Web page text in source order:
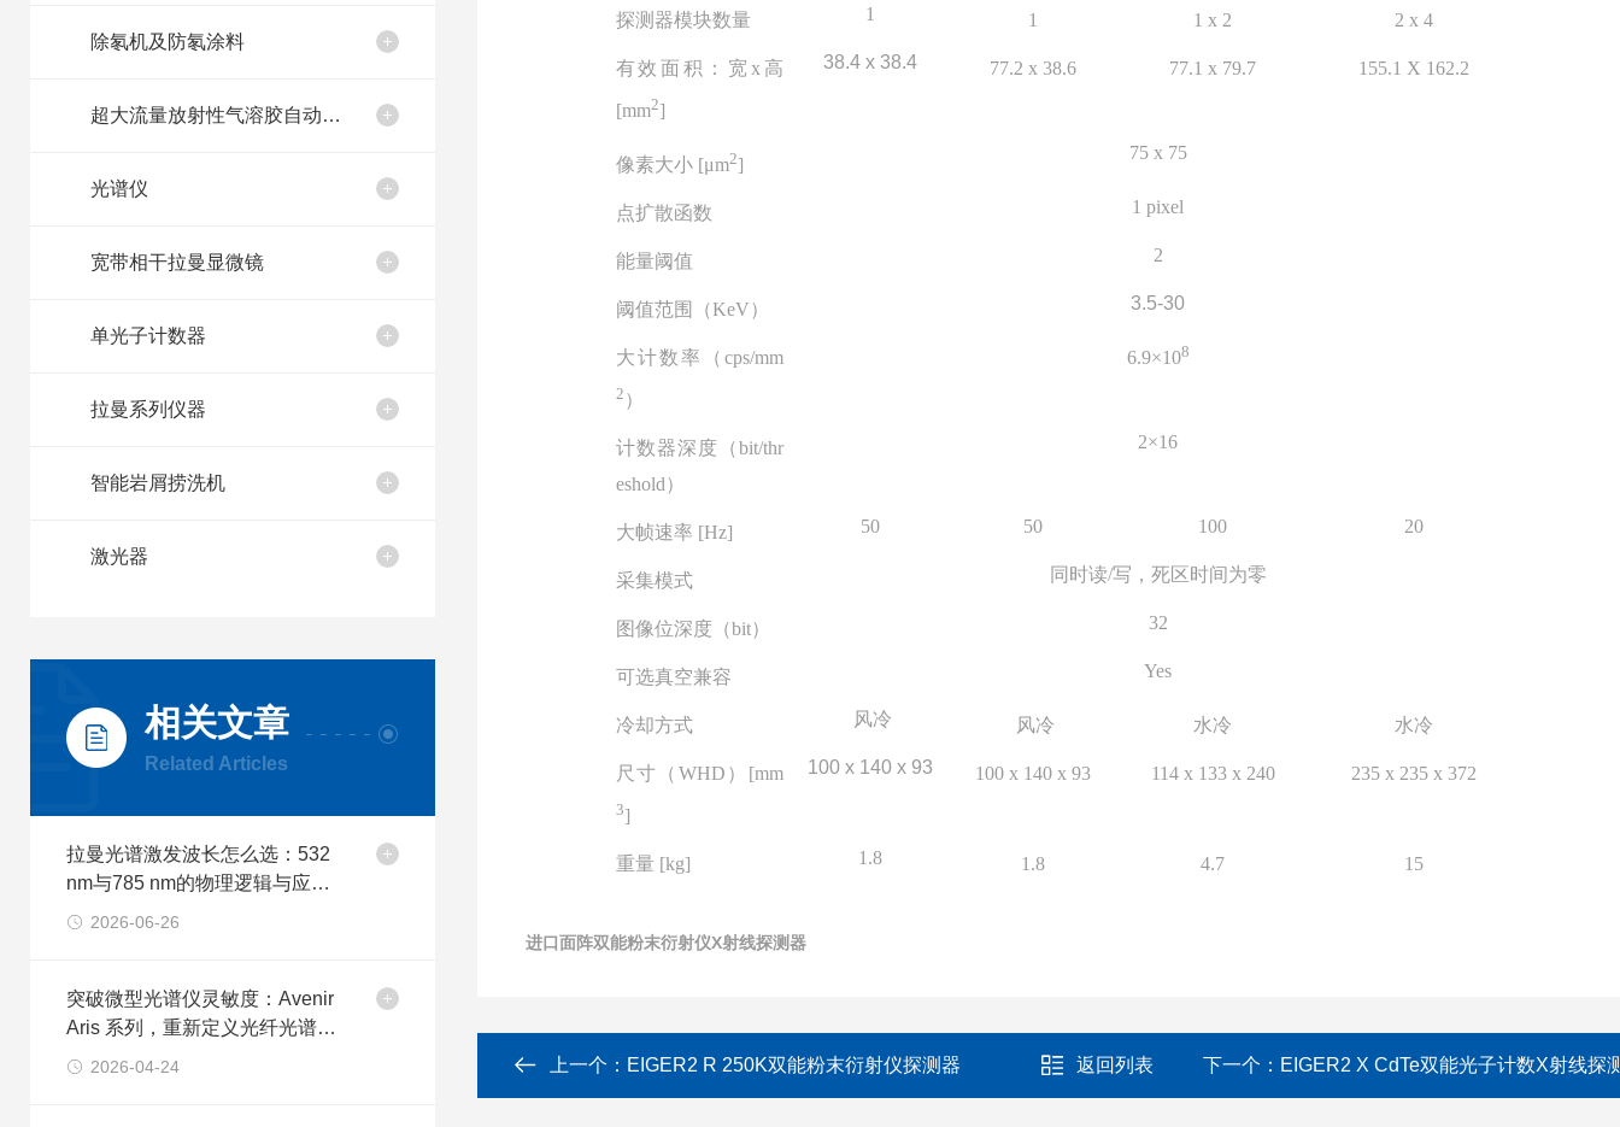
除氡机及防氡涂料
超大流量放射性气溶胶自动取样装置
光谱仪
宽带相干拉曼显微镜
单光子计数器
拉曼系列仪器
智能岩屑捞洗机
激光器
相关文章
Related Articles
拉曼光谱激发波长怎么选：532
nm与785 nm的物理逻辑与应用
边界2026-06-26
突破微型光谱仪灵敏度：Avenir
Aris 系列，重新定义光纤光谱仪
的性能边界
2026-04-24
探测器模块数量 1 1 1 x 2 2 x 4
有效面积：宽 x 高
[mm2]
38.4 x 38.4 77.2 x 38.6 77.1 x 79.7 155.1 X 162.2
像素大小[μm2]
75 x 75
点扩散函数 1 pixel
能量阈值 2
阈值范围（KeV） 3.5-30
大计数率（ cps/mm
2 ）
6.9×108
计数器深度（bit/thr
eshold）
2×16
大帧速率 [Hz] 50 50 100 20
采集模式 同时读/写，死区时间为零
图像位深度（bit） 32
可选真空兼容 Yes
冷却方式 风冷 风冷 水冷 水冷
尺寸（ WHD ） [mm
3]
100 x 140 x 93 100 x 140 x 93 114 x 133 x 240 235 x 235 x 372
重量[kg] 1.8 1.8 4.7 15
进口面阵双能粉末衍射仪X射线探测器
上一个： EIGER2 R 250K双能粉末衍射仪探测器 返回列表 下一个： EIGER2 X CdTe双能光子计数X射线探